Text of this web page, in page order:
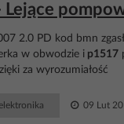
Lejące
2.0 PD kod bmn
w obwodzie i p1517
za wyrozumiałość
09 Lut